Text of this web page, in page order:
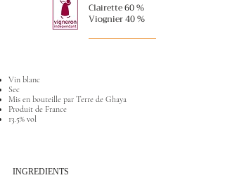
Clairette 60 %
Viognier 40 %
Vin blanc
Sec
Mis en bouteille par Terre de Ghaya
Produit de France
13.5% vol
INGREDIENTS